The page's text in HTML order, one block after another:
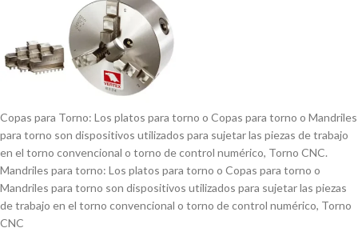
Copas para Torno: Los platos para torno o Copas para torno o Mandriles
para torno son dispositivos utilizados para sujetar las piezas de trabajo
en el torno convencional o torno de control numérico, Torno CNC.
Mandriles para torno: Los platos para torno o Copas para torno o
Mandriles para torno son dispositivos utilizados para sujetar las piezas
de trabajo en el torno convencional o torno de control numérico, Torno
CNC